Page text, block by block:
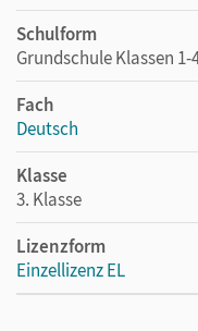
Schulform
Grundschule Klassen 1-
Fach
Deutsch
Klasse
3. Klasse
Lizenzform
Einzellizenz EL